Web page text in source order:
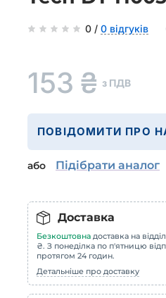
0 / 0 відгуків
153 ₴ з ПДВ
ПОВІДОМИТИ ПРО
або Підібрати аналог
Доставка
Безкоштовна доставка на
₴. З понеділка по п'ятницю
протягом 24 годин.
Детальніше про доставку